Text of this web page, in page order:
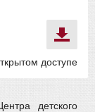
доступе
детского